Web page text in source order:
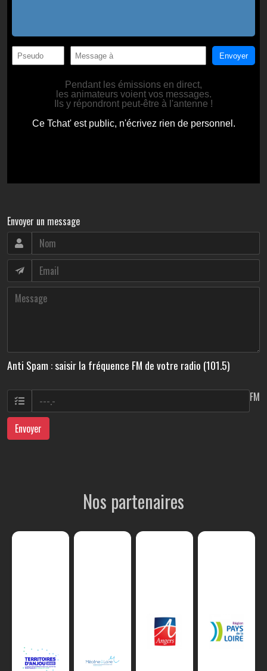
Envoyer un message
Anti Spam : saisir la fréquence FM de votre radio (101.5)
FM
Envoyer
Nos partenaires